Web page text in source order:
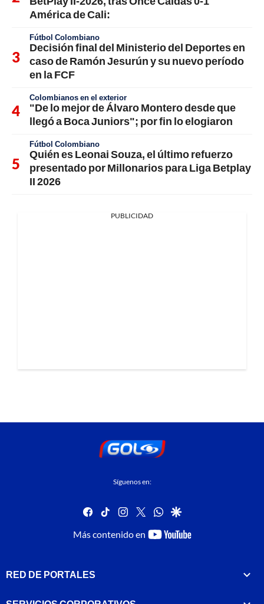
América de Cali:
Fútbol Colombiano
Decisión final del Ministerio del Deportes en
caso de Ramón Jesurún y su nuevo período
en la FCF
Colombianos en el exterior
"De lo mejor de Álvaro Montero desde que
llegó a Boca Juniors"; por fin lo elogiaron
Fútbol Colombiano
Quién es Leonai Souza, el último refuerzo
presentado por Millonarios para Liga Betplay
II 2026
PUBLICIDAD
Síguenos en:
facebook
tiktok instagram
twitterwhatsapp
google
Más contenido en
youtube-
RED DE PORTALES